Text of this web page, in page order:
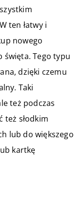
ten łatwy i
nowego
święta. Tego typu
dzięki czemu
Taki
też podczas
też słodkim
lub do większego
kartkę